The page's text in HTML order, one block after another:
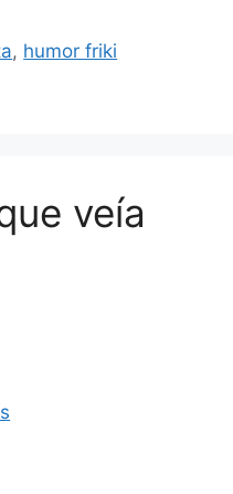
, humor friki
veía